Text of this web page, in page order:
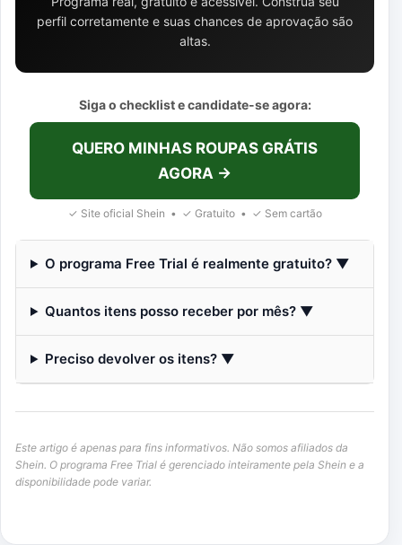
perfil corretamente e suas chances de aprovação são
altas.
Siga o checklist e candidate-se agora:
QUERO MINHAS ROUPAS GRÁTIS
AGORA →
✓ Site oficial Shein • ✓ Gratuito • ✓ Sem cartão
O programa Free Trial é realmente gratuito? ▼
Quantos itens posso receber por mês? ▼
Preciso devolver os itens? ▼
Este artigo é apenas para fins informativos. Não somos afiliados da
Shein. O programa Free Trial é gerenciado inteiramente pela Shein e a
disponibilidade pode variar.